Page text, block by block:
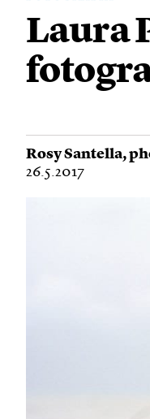
Laura
Rosy Santella,
26.5.2017